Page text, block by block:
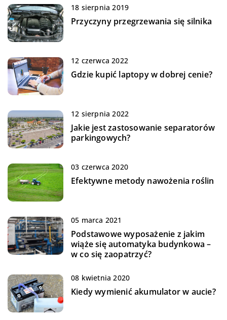
18 sierpnia 2019
Przyczyny przegrzewania się silnika
12 czerwca 2022
Gdzie kupić laptopy w dobrej cenie?
12 sierpnia 2022
Jakie jest zastosowanie separatorów
parkingowych?
03 czerwca 2020
Efektywne metody nawożenia roślin
05 marca 2021
Podstawowe wyposażenie z jakim
wiąże się automatyka budynkowa –
w co się zaopatrzyć?
08 kwietnia 2020
Kiedy wymienić akumulator w aucie?